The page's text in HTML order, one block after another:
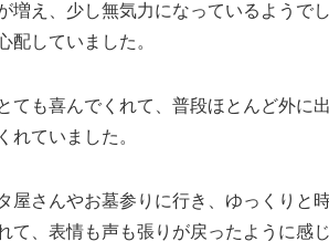
増え、少し無気力になっているようで
配していました。
も喜んでくれて、普段ほとんど外に
れていました。
さんやお墓参りに行き、ゆっくりと
て、表情も声も張りが戻ったように感